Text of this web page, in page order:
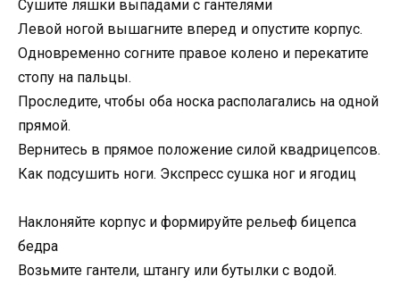
Сушите ляшки выпадами с гантелями
Левой ногой вышагните вперед и опустите корпус.
Одновременно согните правое колено и перекатите
стопу на пальцы.
Проследите, чтобы оба носка располагались на одной
прямой.
Вернитесь в прямое положение силой квадрицепсов.
Как подсушить ноги. Экспресс сушка ног и ягодиц
Наклоняйте корпус и формируйте рельеф бицепса
бедра
Возьмите гантели, штангу или бутылки с водой.